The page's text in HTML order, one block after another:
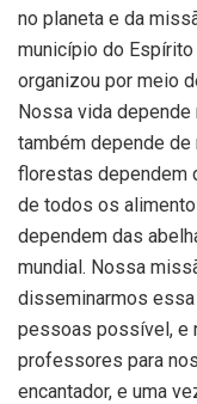
no planeta e da
município do
organizou por meio
Nossa vida
também depende de
florestas dependem
de todos os
dependem das
mundial. Nossa
disseminarmos essa
pessoas possível, e
professores para
encantador, e uma